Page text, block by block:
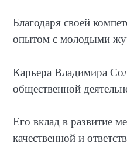
Благодаря своей
опытом с молодыми
Карьера Владимира
общественной
Его вклад в развитие
качественной и